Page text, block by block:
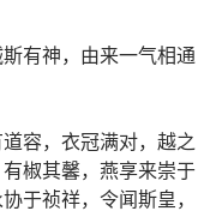
有神，由来一气相通
容，衣冠满对，越之
椒其馨，燕享来崇于
于祯祥，令闻斯皇，